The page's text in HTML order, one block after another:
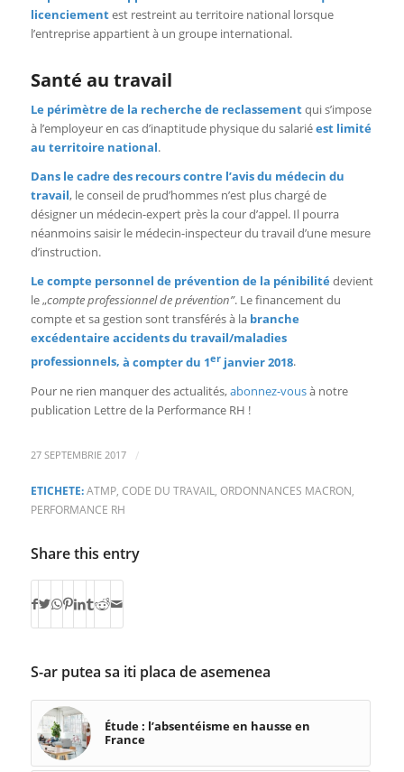
licenciementest restreint au territoire national lorsque
l’entreprise appartient à un groupe international.
Santé au travail
Le périmètre de la recherche de reclassementqui s’impose
à l’employeur en cas d’inaptitude physique du salariéest limité
au territoire national.
Dans le cadre des recours contre l’avis du médecin du
travail, le conseil de prud’hommes n’est plus chargé de
désigner un médecin-expert près la cour d’appel. Il pourra
néanmoins saisir le médecin-inspecteur du travail d’une mesure
d’instruction.
Le compte personnel de prévention de la pénibilité devient
le „compte professionnel de prévention”. Le financement du
compte et sa gestion sont transférés à la branche
excédentaire accidents du travail/maladies
professionnels, à compter du 1erjanvier 2018.
Pour ne rien manquer des actualités,abonnez-vousà notre
publication Lettre de la Performance RH !
27 SEPTEMBRIE 2017 /
ETICHETE: ATMP, CODE DU TRAVAIL ORDONNANCES MACRON
PERFORMANCE RH
Share this entry
S-ar putea sa iti placa de asemenea
Étude : l’absentéisme en hausse en
France